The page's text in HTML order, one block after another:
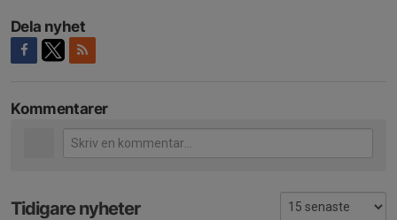
Dela nyhet
Kommentarer
Tidigare nyheter